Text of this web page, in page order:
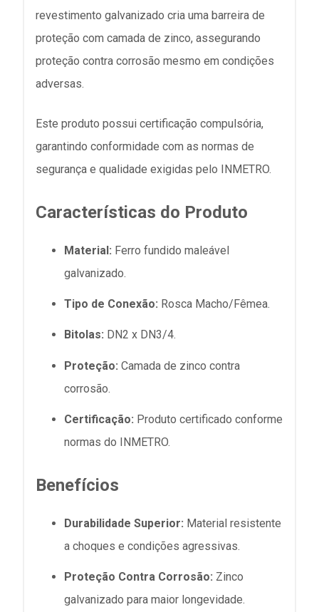
revestimento galvanizado cria uma barreira de
proteção com camada de zinco, assegurando
proteção contra corrosão mesmo em condições
adversas.
Este produto possui certificação compulsória,
garantindo conformidade com as normas de
segurança e qualidade exigidas pelo INMETRO.
Características do Produto
Material: Ferro fundido maleável
galvanizado.
Tipo de Conexão: Rosca Macho/Fêmea.
Bitolas: DN2 x DN3/4.
Proteção: Camada de zinco contra
corrosão.
Certificação: Produto certificado conforme
normas do INMETRO.
Benefícios
Durabilidade Superior: Material resistente
a choques e condições agressivas.
Proteção Contra Corrosão: Zinco
galvanizado para maior longevidade.